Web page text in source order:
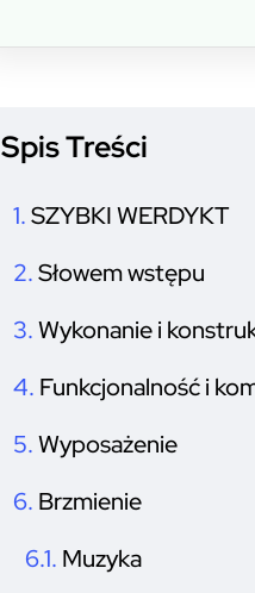
Spis Treści
SZYBKI WERDYKT
Słowem wstępu
Wykonanie i
Funkcjonalność i
Wyposażenie
Brzmienie
Muzyka